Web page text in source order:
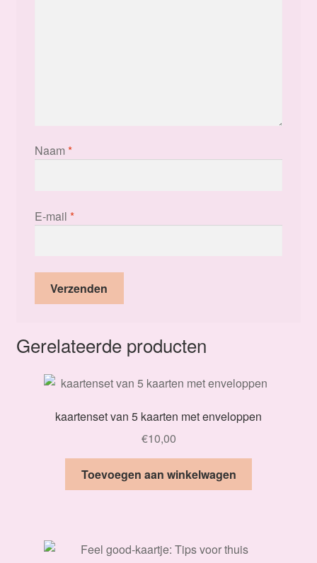
Naam *
E-mail *
Gerelateerde producten
kaartenset van 5 kaarten met enveloppen
€10,00
Toevoegen aan winkelwagen